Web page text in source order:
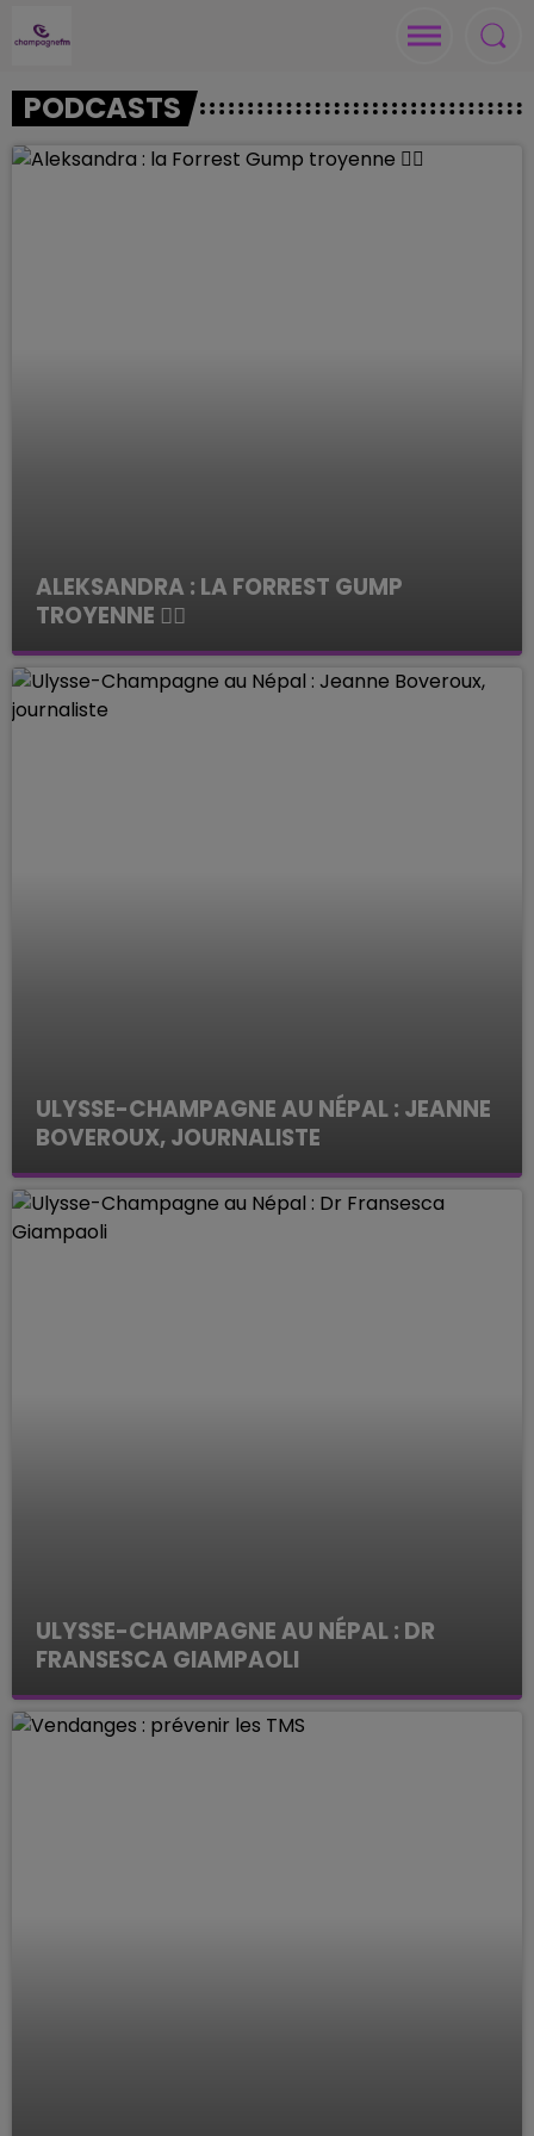
PODCASTS
ALEKSANDRA : LA FORREST GUMP
TROYENNE 🏃‍♀️
Les interviews de la rédac'
ULYSSE-CHAMPAGNE AU NÉPAL : JEANNE
BOVEROUX, JOURNALISTE
Les interviews de la rédac'
ULYSSE-CHAMPAGNE AU NÉPAL : DR
FRANSESCA GIAMPAOLI
Les interviews de la rédac'